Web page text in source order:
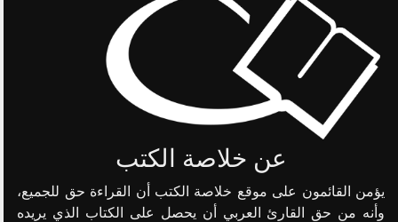
عن خلاصة الكتب
يؤمن القائمون على موقع خلاصة الكتب أن القراءة حق للجميع،
وأنه من حق القارئ العربي أن يحصل على الكتاب الذي يريده